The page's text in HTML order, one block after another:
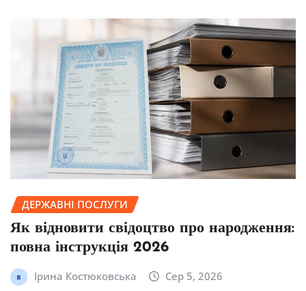
ДЕРЖАВНІ ПОСЛУГИ
Як відновити свідоцтво про народження:
повна інструкція 2026
Ірина Костюковська Сер 5, 2026